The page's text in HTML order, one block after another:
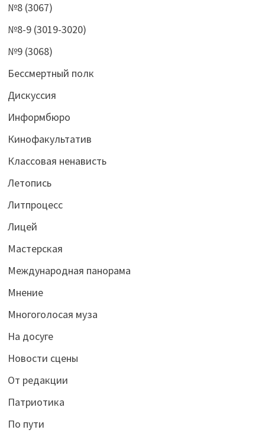
№8 (3067)
№8-9 (3019-3020)
№9 (3068)
Бессмертный полк
Дискуссия
Информбюро
Кинофакультатив
Классовая ненависть
Летопись
Литпроцесс
Лицей
Мастерская
Международная панорама
Мнение
Многоголосая муза
На досуге
Новости сцены
От редакции
Патриотика
По пути